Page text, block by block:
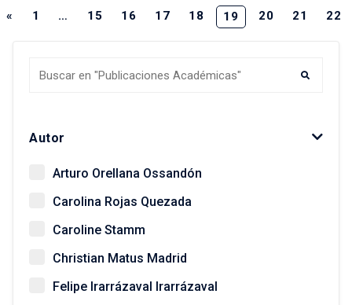
Autor
Arturo Orellana Ossandón
Carolina Rojas Quezada
Caroline Stamm
Christian Matus Madrid
Felipe Irarrázaval Irarrázaval
« 1 … 15 16 17 18 19 20 21 22